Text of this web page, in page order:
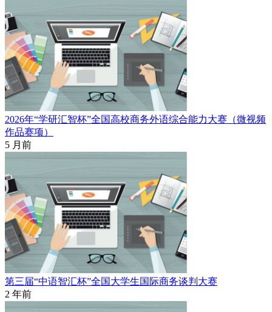
2026年“学研汇智杯”全国高校商务外语综合能力大赛（微视频
作品赛项）
5 月前
第三届“中语智汇杯”全国大学生国际商务谈判大赛
2 年前